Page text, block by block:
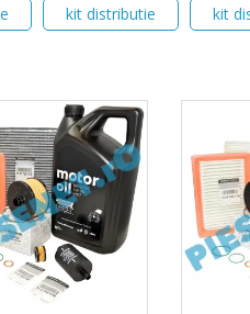
kit distributie kit